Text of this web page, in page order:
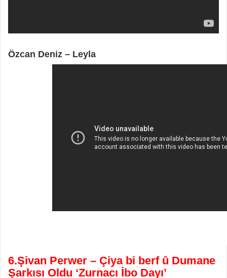
Özcan Deniz – Leyla
6.Şivan Perwer – Çiya bi berf û Dumane
Şarkısı Oldu ‘Zurnacı İbo Dayı’